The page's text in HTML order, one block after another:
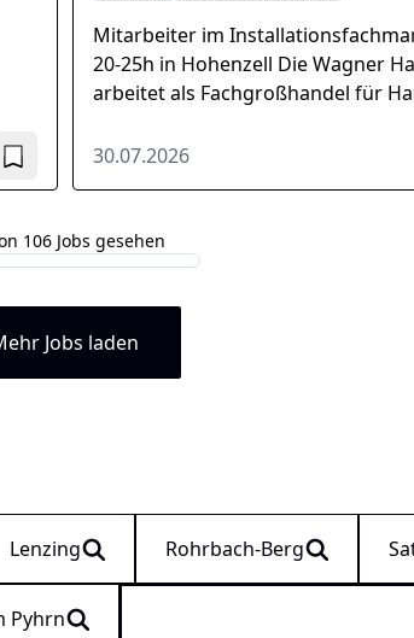
Mitarbeiter im
20-25h in Hohenzell Die Wagner
arbeitet als Fachgroßhandel für
30.07.2026
106 Jobs gesehen
Jobs laden
Lenzing Rohrbach-Berg
Pyhrn